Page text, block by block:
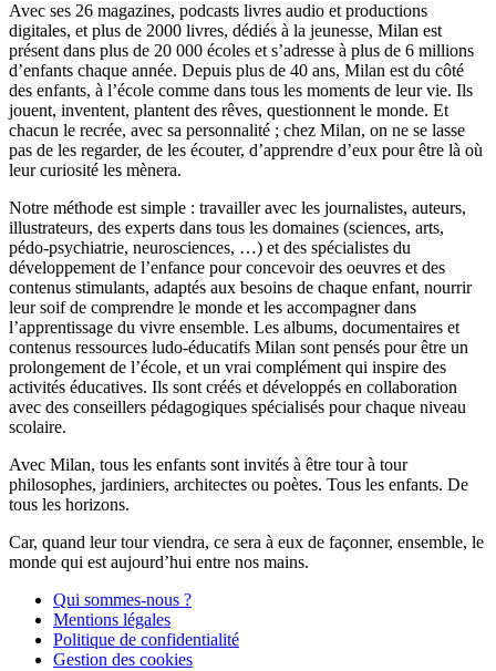
Avec ses 26 magazines, podcasts livres audio et productions
digitales, et plus de 2000 livres, dédiés à la jeunesse, Milan est
présent dans plus de 20 000 écoles et s’adresse à plus de 6 millions
d’enfants chaque année. Depuis plus de 40 ans, Milan est du côté
des enfants, à l’école comme dans tous les moments de leur vie. Ils
jouent, inventent, plantent des rêves, questionnent le monde. Et
chacun le recrée, avec sa personnalité ; chez Milan, on ne se lasse
pas de les regarder, de les écouter, d’apprendre d’eux pour être là où
leur curiosité les mènera.
Notre méthode est simple : travailler avec les journalistes, auteurs,
illustrateurs, des experts dans tous les domaines (sciences, arts,
pédo-psychiatrie, neurosciences, …) et des spécialistes du
développement de l’enfance pour concevoir des oeuvres et des
contenus stimulants, adaptés aux besoins de chaque enfant, nourrir
leur soif de comprendre le monde et les accompagner dans
l’apprentissage du vivre ensemble. Les albums, documentaires et
contenus ressources ludo-éducatifs Milan sont pensés pour être un
prolongement de l’école, et un vrai complément qui inspire des
activités éducatives. Ils sont créés et développés en collaboration
avec des conseillers pédagogiques spécialisés pour chaque niveau
scolaire.
Avec Milan, tous les enfants sont invités à être tour à tour
philosophes, jardiniers, architectes ou poètes. Tous les enfants. De
tous les horizons.
Car, quand leur tour viendra, ce sera à eux de façonner, ensemble, le
monde qui est aujourd’hui entre nos mains.
Qui sommes-nous ?
Mentions légales
Politique de confidentialité
Gestion des cookies